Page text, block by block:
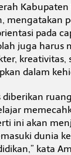
v
e
n
t
r
e
mengatakan
pada
juga harus
kreativitas,
dalam
diberikan
ini akan
dunia
kata